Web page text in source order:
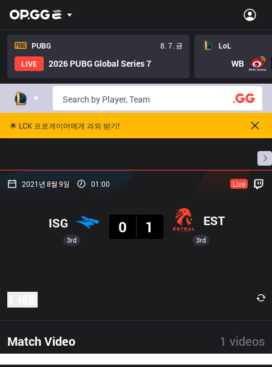
PUBG
8. 7. 금
LIVE
2026 PUBG Global Series 7
LoL
WB
🌟 LCK 프로게이머에게 과외 받기!
프로빌
2021년 8월 9일 01:00 Live
3rd
ISG
0
1 EST
3rd
Match Video 1 videos